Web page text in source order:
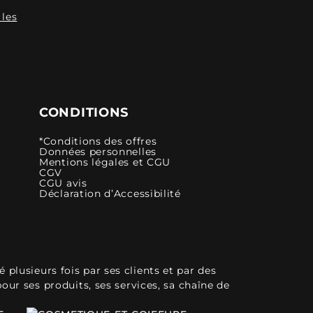
CONDITIONS
*Conditions des offres
Données personnelles
Mentions légales et CGU
CGV
CGU avis
Déclaration d’Accessibilité
plusieurs fois par ses clients et par des
ses produits, ses services, sa chaîne de